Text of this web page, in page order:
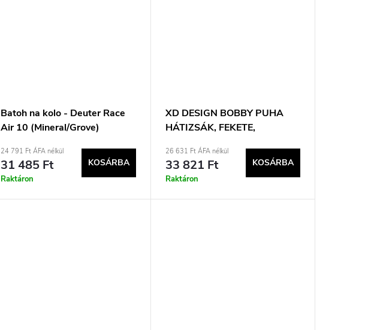
Batoh na kolo - Deuter Race
Air 10 (Mineral/Grove)
24 791 Ft ÁFA nélkül
31 485 Ft
Raktáron
KOSÁRBA
XD DESIGN BOBBY PUHA
HÁTIZSÁK, FEKETE,
26 631 Ft ÁFA nélkül
33 821 Ft
Raktáron
KOSÁRBA